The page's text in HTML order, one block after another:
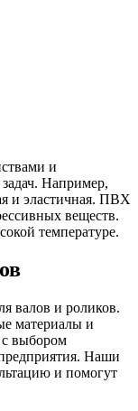
и
Например,
и эластичная. ПВХ
веществ.
температуре.
валов и роликов.
материалы и
выбором
Наши
и помогут